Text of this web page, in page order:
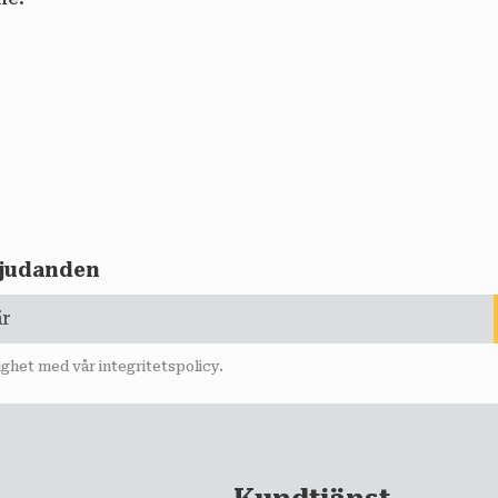
med vår integritetspolicy.